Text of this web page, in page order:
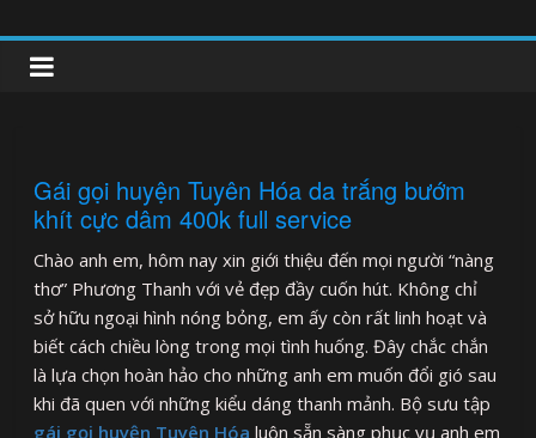
to
content
clipnonglive.com
Gái gọi huyện Tuyên Hóa da trắng bướm
khít cực dâm 400k full service
Chào anh em, hôm nay xin giới thiệu đến mọi người “nàng
thơ” Phương Thanh với vẻ đẹp đầy cuốn hút. Không chỉ
sở hữu ngoại hình nóng bỏng, em ấy còn rất linh hoạt và
biết cách chiều lòng trong mọi tình huống. Đây chắc chắn
là lựa chọn hoàn hảo cho những anh em muốn đổi gió sau
khi đã quen với những kiểu dáng thanh mảnh. Bộ sưu tập
gái gọi huyện Tuyên Hóa luôn sẵn sàng phục vụ anh em